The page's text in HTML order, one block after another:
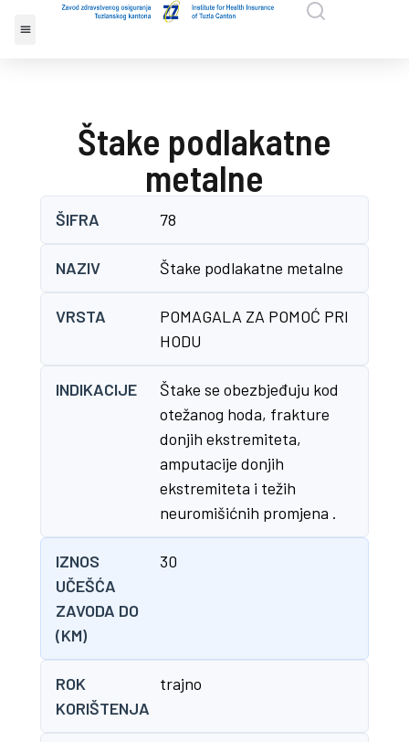
Štake podlakatne
metalne
ŠIFRA 78
NAZIV Štake podlakatne metalne
VRSTA
POMAGALA ZA POMOĆ PRI
HODU
INDIKACIJE
Štake se obezbjeđuju kod
otežanog hoda, frakture
donjih ekstremiteta,
amputacije donjih
ekstremiteta i težih
neuromišićnih promjena .
IZNOS
UČEŠĆA
ZAVODA DO
(KM)
30
ROK
KORIŠTENJA
trajno